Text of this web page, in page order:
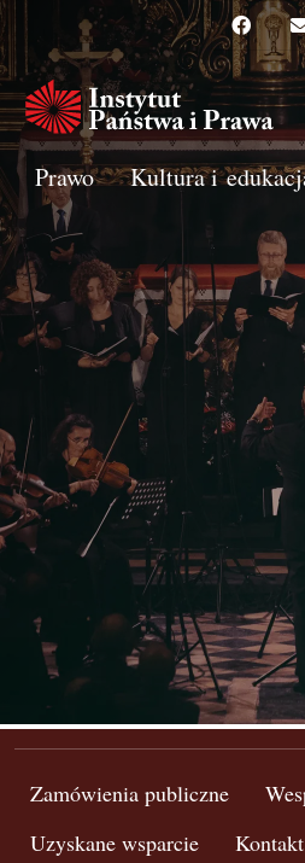
Prawo Kultura i
Zamówienia publiczne
Uzyskane wsparcie
Kontakt